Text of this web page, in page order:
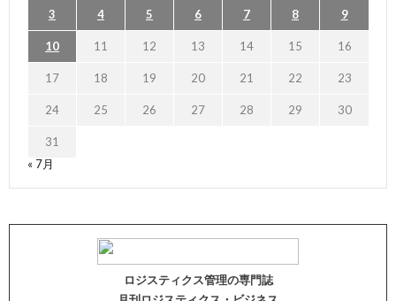
3 4 5 6 7 8 9
10 11 12 13 14 15 16
17 18 19 20 21 22 23
24 25 26 27 28 29 30
31
« 7月
ロジスティクス管理の専門誌